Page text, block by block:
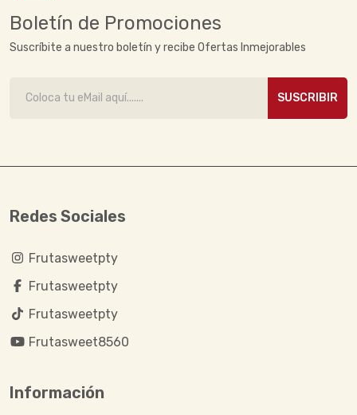
Boletín de Promociones
Suscríbite a nuestro boletín y recibe Ofertas Inmejorables
SUSCRIBIR
Redes Sociales
Frutasweetpty
Frutasweetpty
Frutasweetpty
Frutasweet8560
Información